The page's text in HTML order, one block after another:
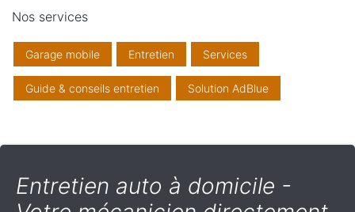
Nos services
Garage mobile Entretien Services
Guide & conseils entretien Solution AdBlue
Entretien auto à domicile -